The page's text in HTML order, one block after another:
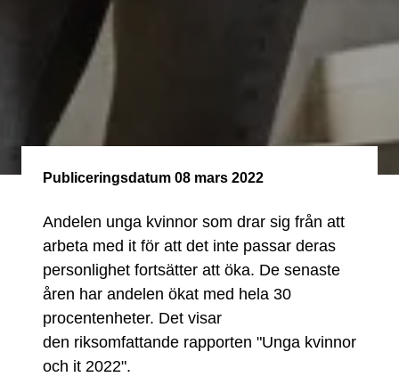
Publiceringsdatum 08 mars 2022
Andelen unga kvinnor som drar sig från att
arbeta med it för att det inte passar deras
personlighet fortsätter att öka. De senaste
åren har andelen ökat med hela 30
procentenheter. Det visar
den riksomfattande rapporten "Unga kvinnor
och it 2022".